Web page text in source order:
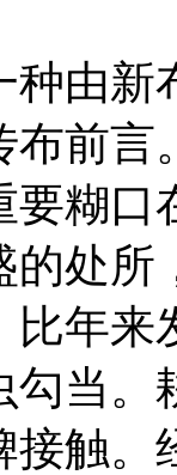
种由新
布前言
要糊口
的处所
比年来
勾当
接触。